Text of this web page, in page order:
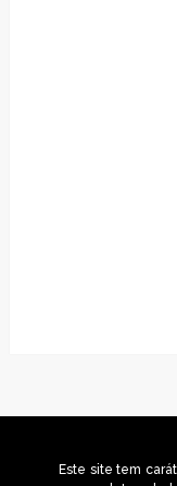
Este site tem